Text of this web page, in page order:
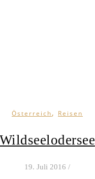
Österreich, Reisen
Wildseelodersee
19. Juli 2016 /